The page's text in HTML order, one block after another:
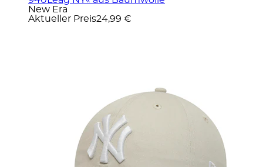
New Era
Aktueller Preis24,99 €